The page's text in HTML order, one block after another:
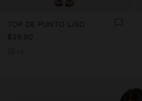
TOP DE PUNTO LISO
$39.90